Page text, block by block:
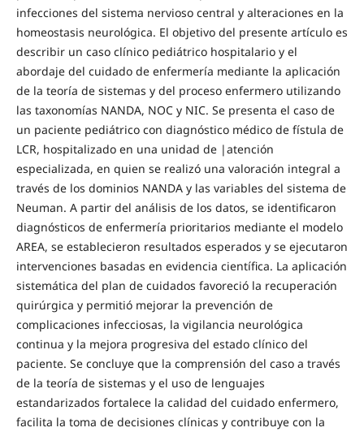
infecciones del sistema nervioso central y alteraciones en la
homeostasis neurológica. El objetivo del presente artículo es
describir un caso clínico pediátrico hospitalario y el
abordaje del cuidado de enfermería mediante la aplicación
de la teoría de sistemas y del proceso enfermero utilizando
las taxonomías NANDA, NOC y NIC. Se presenta el caso de
un paciente pediátrico con diagnóstico médico de fístula de
LCR, hospitalizado en una unidad de |atención
especializada, en quien se realizó una valoración integral a
través de los dominios NANDA y las variables del sistema de
Neuman. A partir del análisis de los datos, se identificaron
diagnósticos de enfermería prioritarios mediante el modelo
AREA, se establecieron resultados esperados y se ejecutaron
intervenciones basadas en evidencia científica. La aplicación
sistemática del plan de cuidados favoreció la recuperación
quirúrgica y permitió mejorar la prevención de
complicaciones infecciosas, la vigilancia neurológica
continua y la mejora progresiva del estado clínico del
paciente. Se concluye que la comprensión del caso a través
de la teoría de sistemas y el uso de lenguajes
estandarizados fortalece la calidad del cuidado enfermero,
facilita la toma de decisiones clínicas y contribuye con la